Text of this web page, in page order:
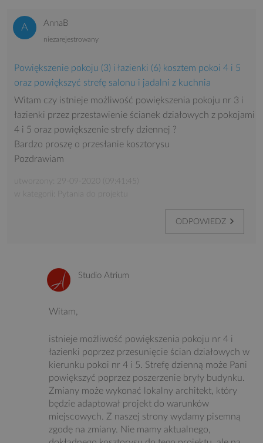
AnnaB
niezarejestrowany
Powiększenie pokoju (3) i łazienki (6) kosztem pokoi 4 i 5
oraz powiększyć strefę salonu i jadalni z kuchnia
Witam czy istnieje możliwość powiększenia pokoju nr 3 i
łazienki przez przestawienie ścianek działowych z pokojami
4 i 5 oraz powiększenie strefy dziennej ?
Bardzo proszę o przesłanie kosztorysu
Pozdrawiam
utworzony: 29-09-2020 (09:41:45)
w kategorii: Pytania do projektu
ODPOWIEDZ
Studio Atrium
Witam,
istnieje możliwość powiększenia pokoju nr 4 i
łazienki poprzez przesunięcie ścian działowych w
kierunku pokoi nr 4 i 5. Strefę dzienną może Pani
powiększyć poprzez poszerzenie bryły budynku.
Zmiany może wykonać lokalny architekt, który
będzie adaptował projekt do warunków
miejscowych. Z naszej strony wydamy pisemną
zgodę na zmiany. Nie mamy aktualnego,